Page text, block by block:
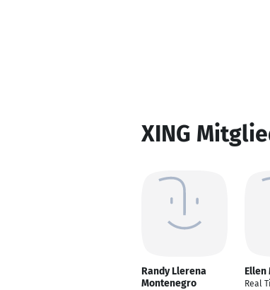
XING
Randy Llerena
Montenegro
Ellen
Real